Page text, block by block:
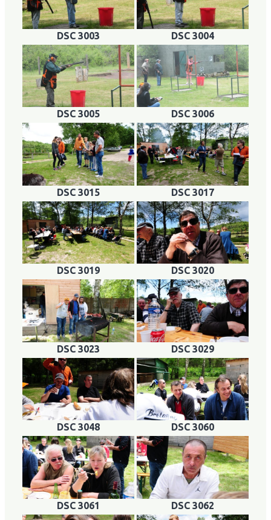
DSC 3003 DSC 3004
DSC 3005 DSC 3006
DSC 3015 DSC 3017
DSC 3019 DSC 3020
DSC 3023 DSC 3029
DSC 3048 DSC 3060
DSC 3061 DSC 3062